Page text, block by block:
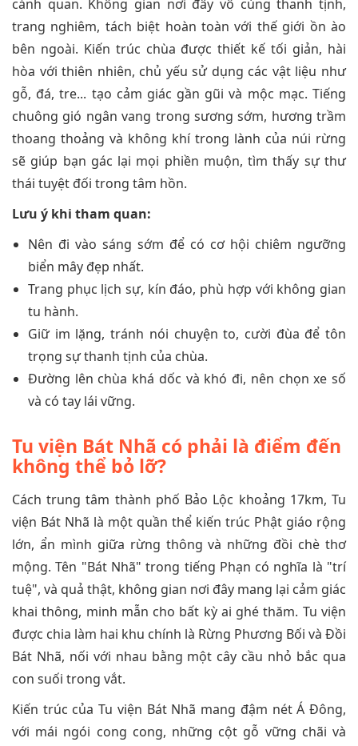
cảnh quan. Không gian nơi đây vô cùng thanh tịnh,
trang nghiêm, tách biệt hoàn toàn với thế giới ồn ào
bên ngoài. Kiến trúc chùa được thiết kế tối giản, hài
hòa với thiên nhiên, chủ yếu sử dụng các vật liệu như
gỗ, đá, tre... tạo cảm giác gần gũi và mộc mạc. Tiếng
chuông gió ngân vang trong sương sớm, hương trầm
thoang thoảng và không khí trong lành của núi rừng
sẽ giúp bạn gác lại mọi phiền muộn, tìm thấy sự thư
thái tuyệt đối trong tâm hồn.
Lưu ý khi tham quan:
Nên đi vào sáng sớm để có cơ hội chiêm ngưỡng
biển mây đẹp nhất.
Trang phục lịch sự, kín đáo, phù hợp với không gian
tu hành.
Giữ im lặng, tránh nói chuyện to, cười đùa để tôn
trọng sự thanh tịnh của chùa.
Đường lên chùa khá dốc và khó đi, nên chọn xe số
và có tay lái vững.
Tu viện Bát Nhã có phải là điểm đến
không thể bỏ lỡ?
Cách trung tâm thành phố Bảo Lộc khoảng 17km, Tu
viện Bát Nhã là một quần thể kiến trúc Phật giáo rộng
lớn, ẩn mình giữa rừng thông và những đồi chè thơ
mộng. Tên "Bát Nhã" trong tiếng Phạn có nghĩa là "trí
tuệ", và quả thật, không gian nơi đây mang lại cảm giác
khai thông, minh mẫn cho bất kỳ ai ghé thăm. Tu viện
được chia làm hai khu chính là Rừng Phương Bối và Đồi
Bát Nhã, nối với nhau bằng một cây cầu nhỏ bắc qua
con suối trong vắt.
Kiến trúc của Tu viện Bát Nhã mang đậm nét Á Đông,
với mái ngói cong cong, những cột gỗ vững chãi và